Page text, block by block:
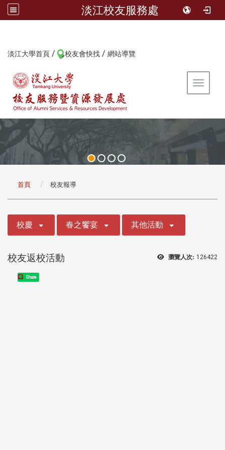
淡江校友服務處
淡江大學首頁 / 校友會快找 / 網站導覽
Toggle
首頁 校友報導
校慶 春之饗宴 其他活動
瀏覽人次: 126422
校友返校活動
Share